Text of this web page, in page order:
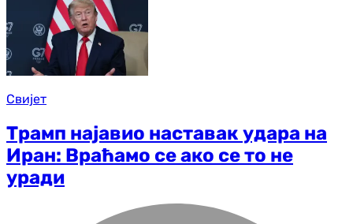
Свијет
Трамп најавио наставак удара на
Иран: Враћамо се ако се то не
уради